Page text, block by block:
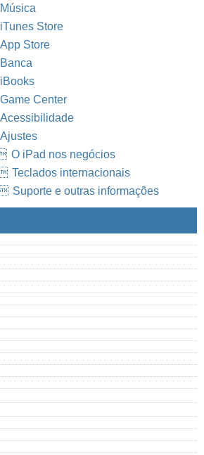
Store
Store
Center
O iPad nos negócios
Teclados internacionais
Suporte e outras informações